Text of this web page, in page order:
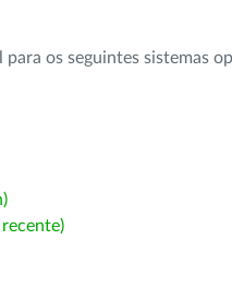
os seguintes sistemas